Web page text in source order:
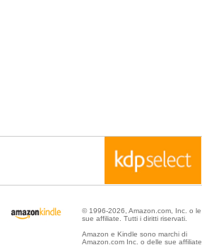
© 1996-2026, Amazon.com, Inc. o le
sue affiliate. Tutti i diritti riservati.
Amazon e Kindle sono marchi di
Amazon.com Inc. o delle sue affiliate.